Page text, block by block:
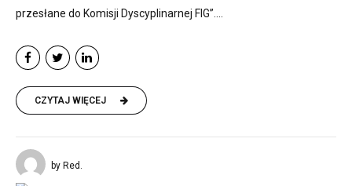
przesłane do Komisji Dyscyplinarnej FIG”....
CZYTAJ WIĘCEJ
by Red.